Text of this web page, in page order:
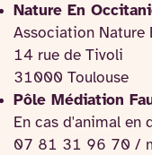
Nature En
Association Nature
14 rue de Tivoli
31000 Toulouse
Pôle Médiation
En cas d'animal en
07 81 31 96 70 /